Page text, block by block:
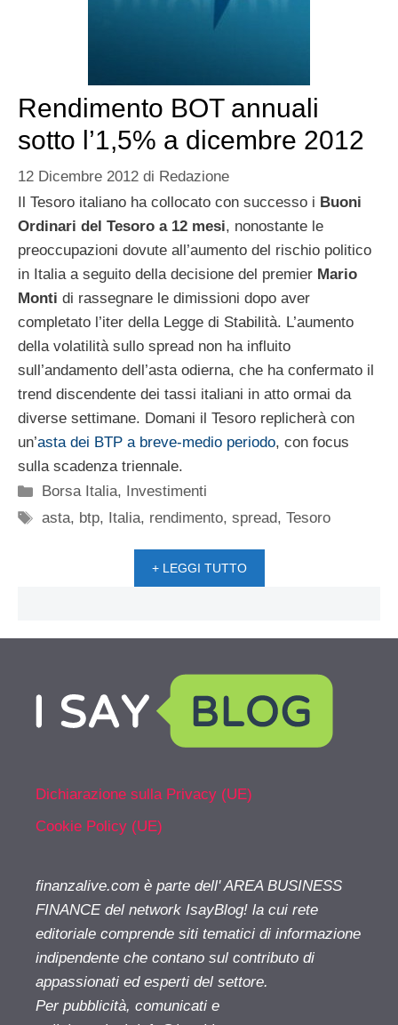
Rendimento BOT annuali
sotto l’1,5% a dicembre 2012
12 Dicembre 2012 di Redazione
Il Tesoro italiano ha collocato con successo i Buoni
Ordinari del Tesoro a 12 mesi, nonostante le
preoccupazioni dovute all’aumento del rischio politico
in Italia a seguito della decisione del premier Mario
Monti di rassegnare le dimissioni dopo aver
completato l’iter della Legge di Stabilità. L’aumento
della volatilità sullo spread non ha influito
sull’andamento dell’asta odierna, che ha confermato il
trend discendente dei tassi italiani in atto ormai da
diverse settimane. Domani il Tesoro replicherà con
un’asta dei BTP a breve-medio periodo, con focus
sulla scadenza triennale.
Categorie
Borsa Italia,
Investimenti
Tag
asta, btp, Italia, rendimento,spread,Tesoro
+ LEGGI TUTTO
Dichiarazione sulla Privacy (UE)
Cookie Policy (UE)
finanzalive.com è parte dell' AREA BUSINESS
FINANCE del network IsayBlog! la cui rete
editoriale comprende siti tematici di informazione
indipendente che contano sul contributo di
appassionati ed esperti del settore.
Per pubblicità, comunicati e